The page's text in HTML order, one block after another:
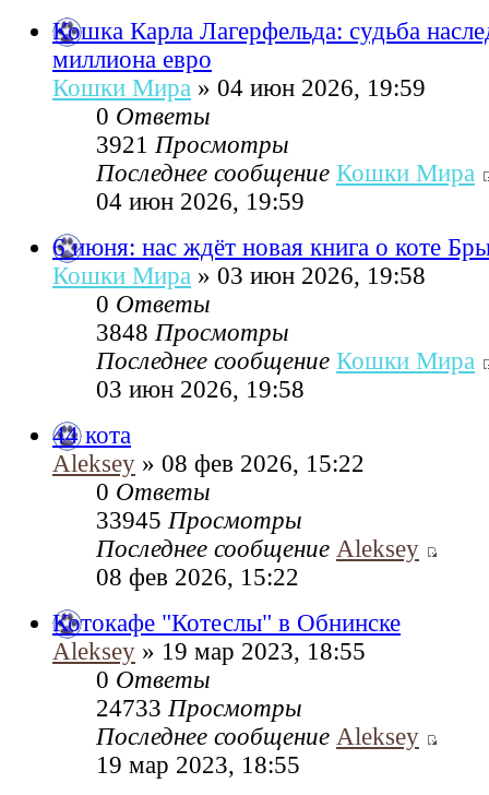
Кошка Карла Лагерфельда: судьба
миллиона евро
Кошки Мира » 04 июн 2026, 19:59
0 Ответы
3921 Просмотры
Последнее сообщение Кошки Мира
04 июн 2026, 19:59
6 июня: нас ждёт новая книга о коте
Кошки Мира » 03 июн 2026, 19:58
0 Ответы
3848 Просмотры
Последнее сообщение Кошки Мира
03 июн 2026, 19:58
44 кота
Aleksey » 08 фев 2026, 15:22
0 Ответы
33945 Просмотры
Последнее сообщение Aleksey
08 фев 2026, 15:22
Котокафе "Котеслы" в Обнинске
Aleksey » 19 мар 2023, 18:55
0 Ответы
24733 Просмотры
Последнее сообщение Aleksey
19 мар 2023, 18:55